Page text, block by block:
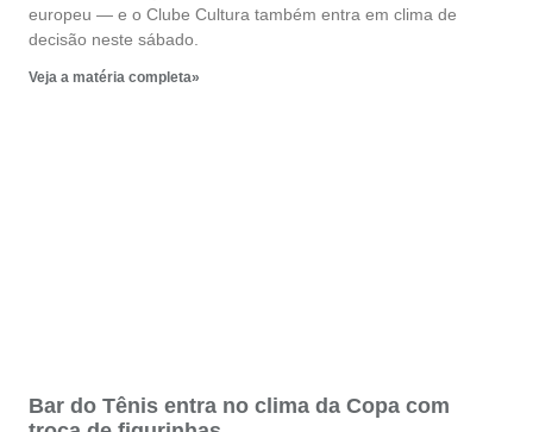
europeu — e o Clube Cultura também entra em clima de
decisão neste sábado.
Veja a matéria completa»
Bar do Tênis entra no clima da Copa com